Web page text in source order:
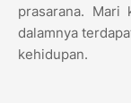
prasarana.
dalamnya
kehidupan.